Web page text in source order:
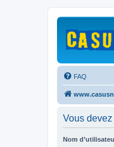
FAQ
Vous
Nom